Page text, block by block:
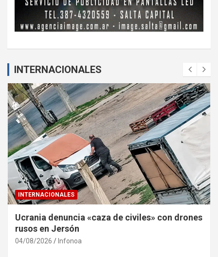
INTERNACIONALES
INTERNACIONALES
Ucrania denuncia «caza de civiles» con drones
rusos en Jersón
04/08/2026 Infonoa